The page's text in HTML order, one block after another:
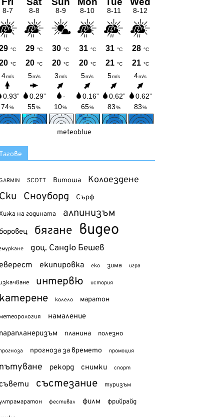
meteoblue
SCOTT Витоша Колоездене
Сноуборд Сърф
на годината алпинизъм
бягане видео
доц. Сандю Бешев
екипировка еко зима игра
интервю история
колело маратон
намаление
планина полезно
прогноза за времето промоция
рекорд снимки спорт
състезание туризъм
фестивал филм фрийрайд